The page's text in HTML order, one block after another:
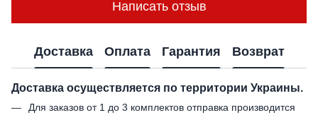
Написать отзыв
Доставка Оплата Гарантия Возврат
Доставка осуществляется по территории Украины.
Для заказов от 1 до 3 комплектов отправка производится